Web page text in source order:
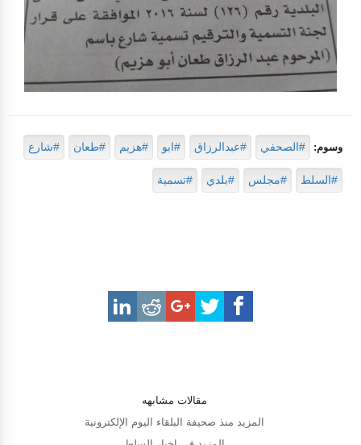
وسوم: #الصحفي #عبدالرزاق #ابو #هزيم #طعان #شارع
#السلط #مجلس #بلدي #تسمية
مقالات مشابهه
المزيد منذ صحيفة البلقاء اليوم الإلكترونية